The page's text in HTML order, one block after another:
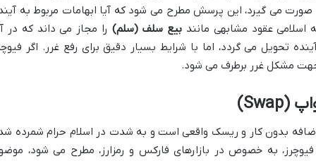
می گیرد، این پرسش مطرح می شود که آیا ابهامات مربوط به
عقود مشابهی مانند بیع سلف (سلم) را مجاز می داند که در
تحویل می گردد، اما با شرایط بسیار دقیق برای رفع غرر. اگر
جهت مشکل غرر برطرف می شود.
بدون کار و ریسک واقعی است و به شدت در اسلام حرام شمرده
به خصوص در بازارهای فارکس و رمزارز، مطرح می شود،